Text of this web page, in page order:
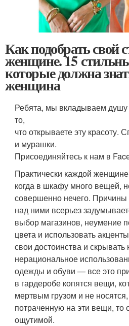
Как подобрать свой
женщине. 15
которые должна
женщина
Ребята, мы вкладываем душу
то,
что открываете эту красоту.
и мурашки.
Присоединяйтесь к нам в
Практически каждой
когда в шкафу много вещей,
совершенно нечего.
над ними всерьез
выбор магазинов, неумение
цвета и использовать
свои достоинства и скрывать
нерациональное
одежды и обуви — все это
в гардеробе копятся вещи,
мертвым грузом и не
потраченную на эти вещи, то
ощутимой.